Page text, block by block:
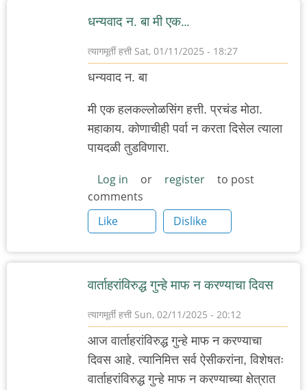
धन्यवाद न. बा मी एक…
त्यागमूर्ती हत्ती Sat, 01/11/2025 - 18:27
धन्यवाद न. बा
मी एक हलकल्लोळसिंग हत्ती. प्रचंड मोठा.
महाकाय. कोणाचीही पर्वा न करता दिसेल त्याला
पायदळी तुडविणारा.
Log in or register
to post
comments
Like
Dislike
वार्ताहरांविरुद्ध गुन्हे माफ न करण्याचा दिवस
त्यागमूर्ती हत्ती Sun, 02/11/2025 - 20:12
आज वार्ताहरांविरुद्ध गुन्हे माफ न करण्याचा
दिवस आहे. त्यानिमित्त सर्व ऐसीकरांना, विशेषतः
वार्ताहरांविरुद्ध गुन्हे माफ न करण्याच्या क्षेत्रात